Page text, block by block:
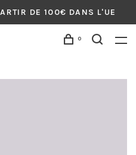
DE 100€ DANS L'UE
0